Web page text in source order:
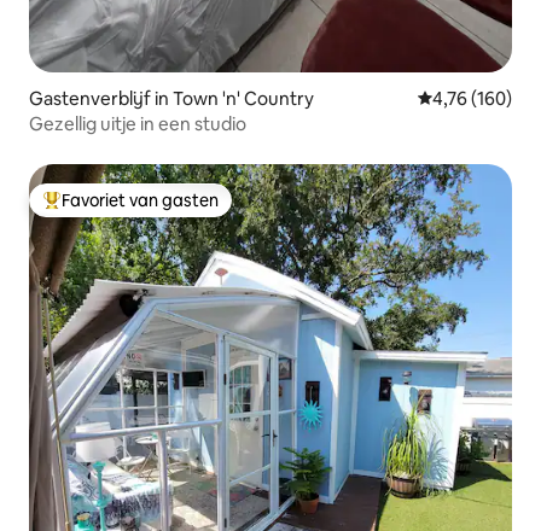
Gastenverblijf in Town 'n' Country Gemiddelde
4,76 (160)
Gezellig uitje in een studio
Topfavoriet van gasten
Favoriet van gasten